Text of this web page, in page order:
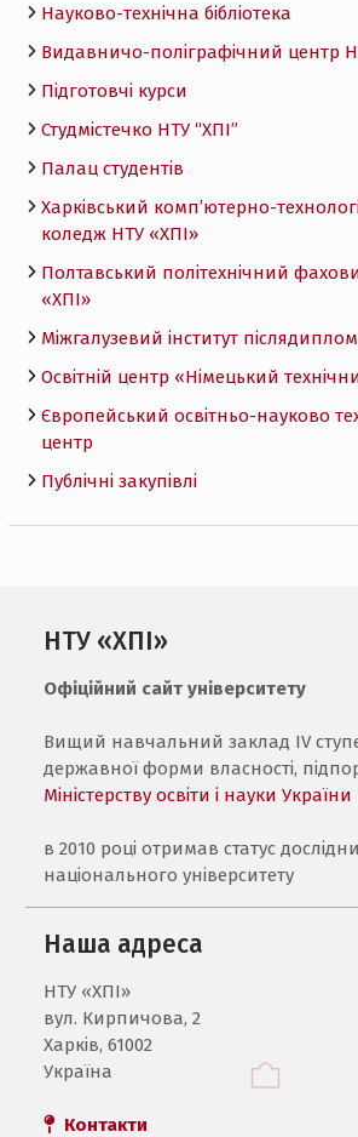
Науково-технічна бібліотека
Видавничо-поліграфічний центр
Підготовчі курси
Студмістечко НТУ “ХПІ”
Палац студентів
Харківський комп’ютерно-
коледж НТУ «ХПI»
Полтавський політехнічний
«ХПI»
Міжгалузевий інститут
Освітній центр «Німецький
Європейський освітньо-науково
центр
Публічні закупівлі
НТУ «ХПІ»
Офіційний сайт університету
Вищий навчальний заклад IV
державної форми власності,
Міністерству освіти і науки України
в 2010 році отримав статус
національного університету
Наша адреса
НТУ «ХПI»
вул. Кирпичова, 2
Харків, 61002
Україна
Контакти